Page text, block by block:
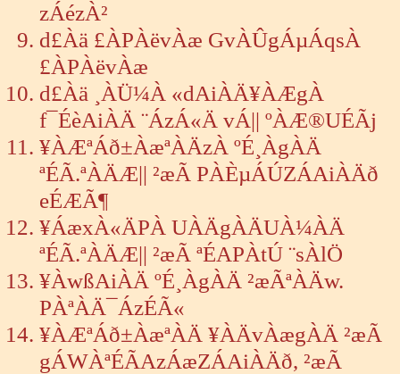
zÁézÀ²
d£Àä £ÀPÀëvÀæ GvÀÛgÁµÁqsÀ
£ÀPÀëvÀæ
d£Àä ¸ÀÜ¼À «dAiÀÄ¥ÀÆgÀ
f¯ÉèAiÀÄ ¨ÁzÁ«Ä vÁ|| ºÀÆ®UÉÃj
¥ÀÆªÁð±ÀæªÀÄzÀ ºÉ¸ÀgÀÄ
ªÉÃ.ªÀÄÆ|| ²æÃ PÀÈµÁÚZÁAiÀÄð
eÉÆÃ¶
¥ÁæxÀ«ÄPÀ UÀÄgÀÄUÀ¼ÀÄ
ªÉÃ.ªÀÄÆ|| ²æÃ ªÉAPÀtÚ ¨sÀlÖ
¥ÀwßAiÀÄ ºÉ¸ÀgÀÄ ²æÃªÀÄw.
PÀªÀÄ¯ÁzÉÃ«
¥ÀÆªÁð±ÀæªÀÄ ¥ÀÄvÀægÀÄ ²æÃ
gÁWÀªÉÃAzÁæZÁAiÀÄð, ²æÃ